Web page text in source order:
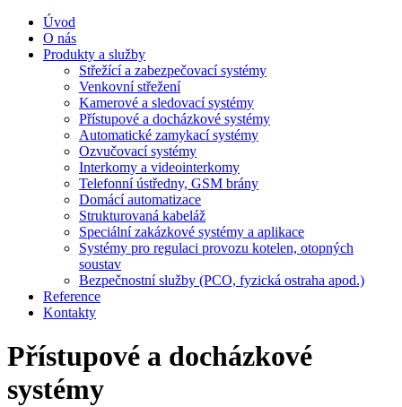
Úvod
O nás
Produkty a služby
Střežící a zabezpečovací systémy
Venkovní střežení
Kamerové a sledovací systémy
Přístupové a docházkové systémy
Automatické zamykací systémy
Ozvučovací systémy
Interkomy a videointerkomy
Telefonní ústředny, GSM brány
Domácí automatizace
Strukturovaná kabeláž
Speciální zakázkové systémy a aplikace
Systémy pro regulaci provozu kotelen, otopných
soustav
Bezpečnostní služby (PCO, fyzická ostraha apod.)
Reference
Kontakty
Přístupové a docházkové
systémy